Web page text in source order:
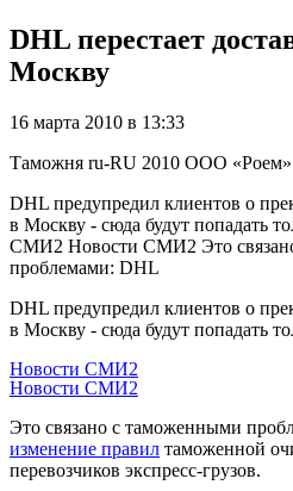
DHL перестает
Москву
16 марта 2010 в 13:33
Таможня ru-RU 2010 ООО «Роем»
DHL предупредил клиентов о
в Москву - сюда будут попадать
СМИ2 Новости СМИ2 Это
проблемами: DHL
DHL предупредил клиентов о
в Москву - сюда будут попадать
Новости СМИ2
Новости СМИ2
Это связано с таможенными
изменение правил таможенной
перевозчиков экспресс-грузов.